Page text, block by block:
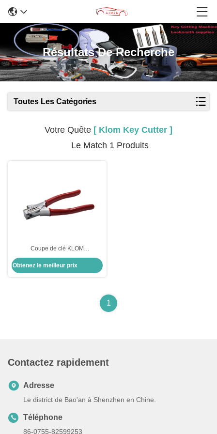
Résultats De Recherche
Toutes Les Catégories
Votre Quête [ Klom Key Cutter ]
Le Match 1 Produits
Coupe de clé KLOM
Immédiatement Serrurier manuel
Coupe de code de clé
Obtenez le meilleur prix
1
Contactez rapidement
Adresse
Le district de Bao'an à Shenzhen en Chine.
Téléphone
86-0755-82599253